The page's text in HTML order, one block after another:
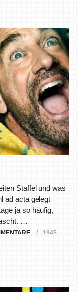
Staffel und was
ad acta gelegt
ja so häufig,
…
1945